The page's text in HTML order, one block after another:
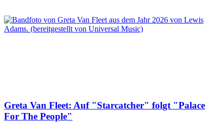
Greta Van Fleet: Auf "Starcatcher" folgt "Palace
For The People"